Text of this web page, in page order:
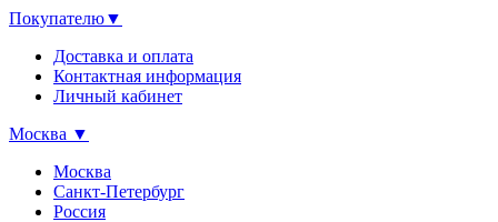
Покупателю▼
Доставка и оплата
Контактная информация
Личный кабинет
Москва ▼
Москва
Санкт-Петербург
Россия